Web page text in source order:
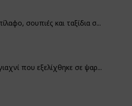
σουπιές και ταξίδια σ...
που εξελίχθηκε σε ψαρ...